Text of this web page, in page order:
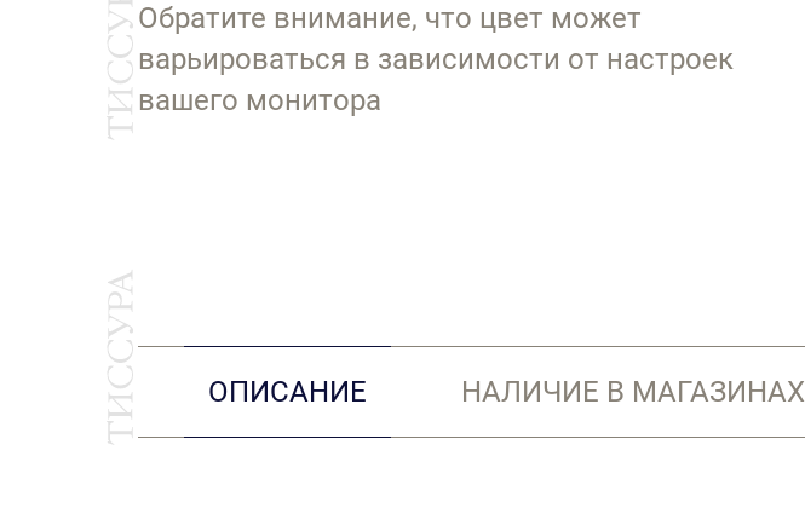
Обратите внимание, что цвет может
варьироваться в зависимости от настроек
вашего монитора
ОПИСАНИЕ НАЛИЧИЕ В МАГАЗИНАХ